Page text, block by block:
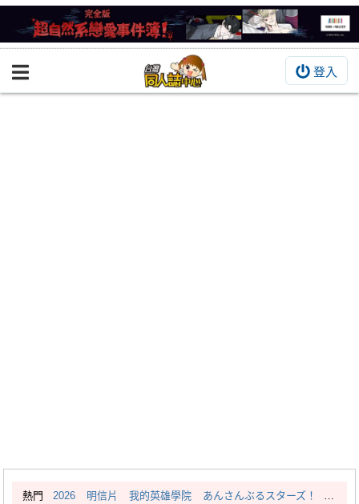
登入
BOOKY書集倉庫
繪圖藝廊
交流中心
熱門 2026 明信片 我的英雄學院 あんさんぶるスターズ！